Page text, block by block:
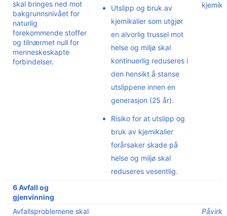
skal bringes ned mot
bakgrunnsnivået for
naturlig
forekommende stoffer
og tilnærmet null for
menneskeskapte
forbindelser.
Utslipp og bruk av
kjemikalier som utgjør
en alvorlig trussel mot
helse og miljø skal
kontinuerlig reduseres i
den hensikt å stanse
utslippene innen en
generasjon (25 år).
Risiko for at utslipp og
bruk av kjemikalier
forårsaker skade på
helse og miljø skal
reduseres vesentlig.
6 Avfall og
gjenvinning
Avfallsproblemene skal